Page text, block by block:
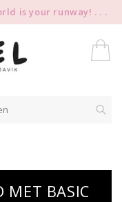
is your runway! . . .
MET BASIC